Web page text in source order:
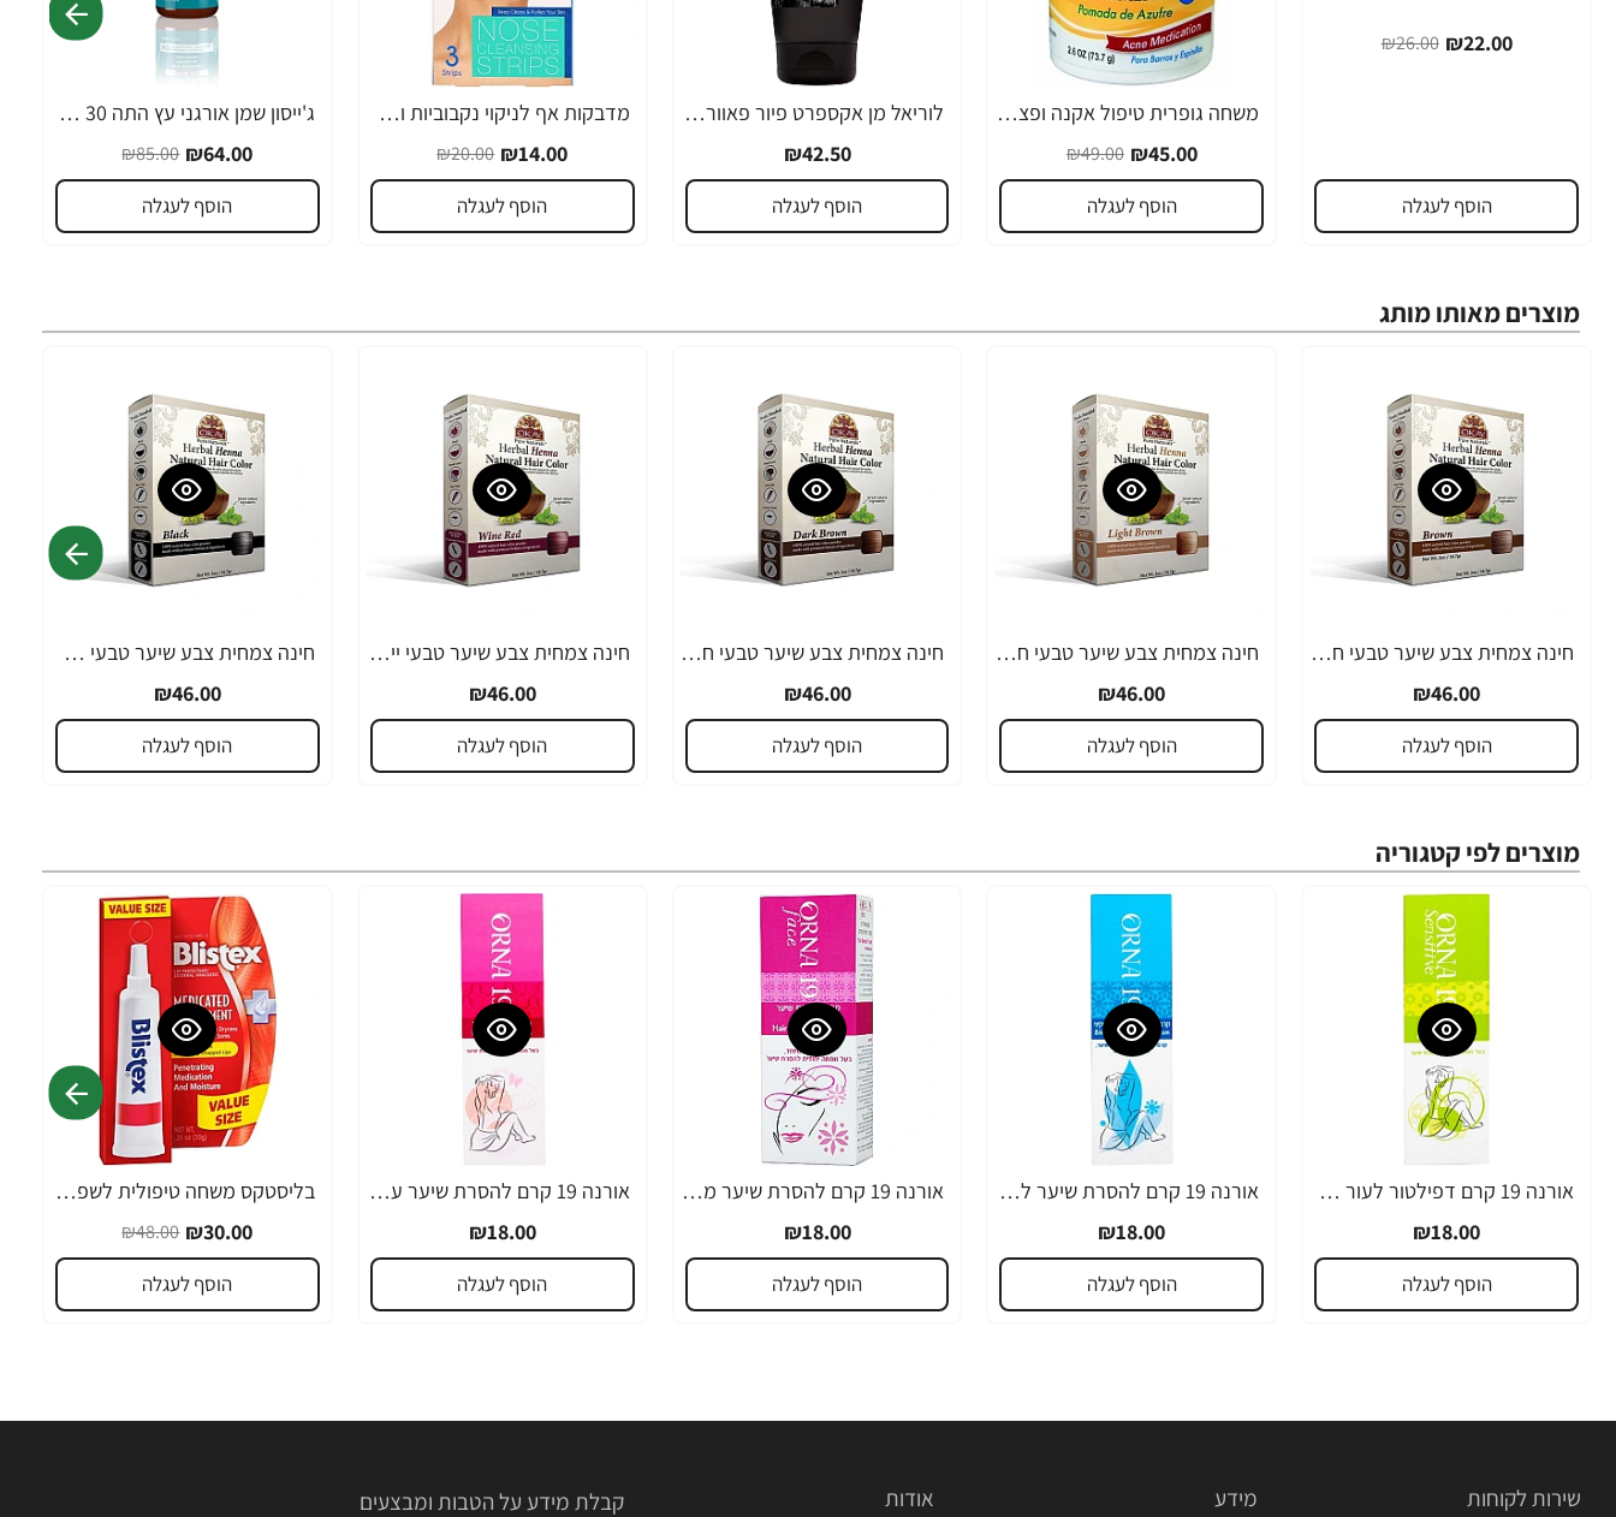
₪22.00
₪26.00
הוסף לעגלה
-8%
משחה גופרית טיפול אקנה ופצעונים 73 גרם - De La Cruz
₪45.00
₪49.00
הוסף לעגלה
לוריאל מן אקספרט פיור פאוור פילינג נגד ראשים שחורים 100 מ"ל - מבית L'OREAL
₪42.50
הוסף לעגלה
-30%
מדבקות אף לניקוי נקבוביות ושחורים מיידי - 3 יחידות - מבית Nu-Pore
₪14.00
₪20.00
הוסף לעגלה
-25%
ג'ייסון שמן אורגני עץ התה 30 מ"ל - מבית JASON
₪64.00
₪85.00
הוסף לעגלה
מוצרים מאותו מותג
חינה צמחית צבע שיער טבעי חום - מבית OKAY
₪46.00
הוסף לעגלה
חינה צמחית צבע שיער טבעי חום בהיר - מבית OKAY
₪46.00
הוסף לעגלה
חינה צמחית צבע שיער טבעי חום כהה - מבית OKAY
₪46.00
הוסף לעגלה
חינה צמחית צבע שיער טבעי יין אדום - מבית OKAY
₪46.00
הוסף לעגלה
חינה צמחית צבע שיער טבעי שחור - מבית OKAY
₪46.00
הוסף לעגלה
מוצרים לפי קטגוריה
אורנה 19 קרם דפילטור לעור רגיש 80 גרם
₪18.00
הוסף לעגלה
אורנה 19 קרם להסרת שיער לקו הביקיני 90 מ"ל
₪18.00
הוסף לעגלה
אורנה 19 קרם להסרת שיער מהפנים 80 גרם
₪18.00
הוסף לעגלה
אורנה 19 קרם להסרת שיער עדין במיוחד 90 מ"ל
₪18.00
הוסף לעגלה
-38%
בליסטקס משחה טיפולית לשפתיים 10 גרם אריזה גדולה SPF 10 - מבית Blistex
₪30.00
₪48.00
הוסף לעגלה
שירות לקוחות מידע אודות קבלת מידע על הטבות ומבצעים